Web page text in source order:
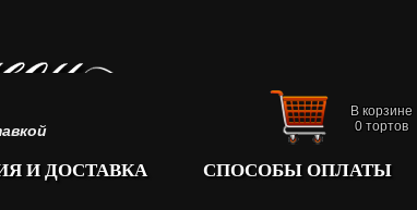
В корзине
0 тортов
И ДОСТАВКА СПОСОБЫ ОПЛАТЫ